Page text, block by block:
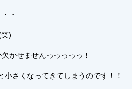
・
)
かせませんっっっっっ！
さくなってきてしまうのです！！